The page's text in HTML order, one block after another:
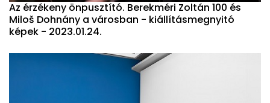
Az érzékeny önpusztító. Berekméri Zoltán 100 és
Miloš Dohnány a városban - kiállításmegnyitó
képek - 2023.01.24.